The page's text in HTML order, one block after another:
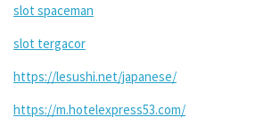
slot spaceman
slot tergacor
https://lesushi.net/japanese/
https://m.hotelexpress53.com/